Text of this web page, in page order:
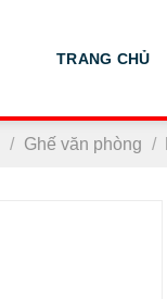
TRANG CHỦ
/ Ghế văn phòng /